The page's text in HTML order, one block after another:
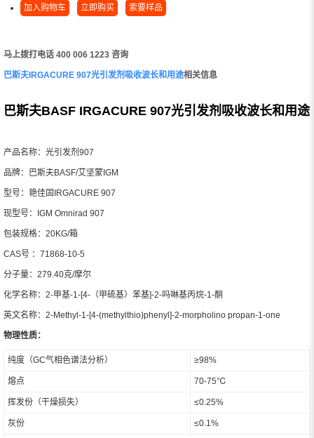
加入购物车 立即购买 索要样品
马上拨打电话 400 006 1223 咨询
巴斯夫IRGACURE 907光引发剂吸收波长和用途相关信息
巴斯夫BASF IRGACURE 907光引发剂吸收波长和用途
产品名称：光引发剂907
品牌：巴斯夫BASF/艾坚蒙IGM
型号：艳佳固IRGACURE 907
现型号：IGM Omnirad 907
包装规格：20KG/箱
CAS号 ：71868-10-5
分子量：279.40克/摩尔
化学名称：2-甲基-1-[4-（甲硫基）苯基]-2-吗啉基丙烷-1-酮
英文名称：2-Methyl-1-[4-(methylthio)phenyl]-2-morpholino propan-1-one
物理性质：
纯度（GC气相色谱法分析） ≥98%
熔点 70-75℃
挥发份（干燥损失） ≤0.25%
灰份 ≤0.1%